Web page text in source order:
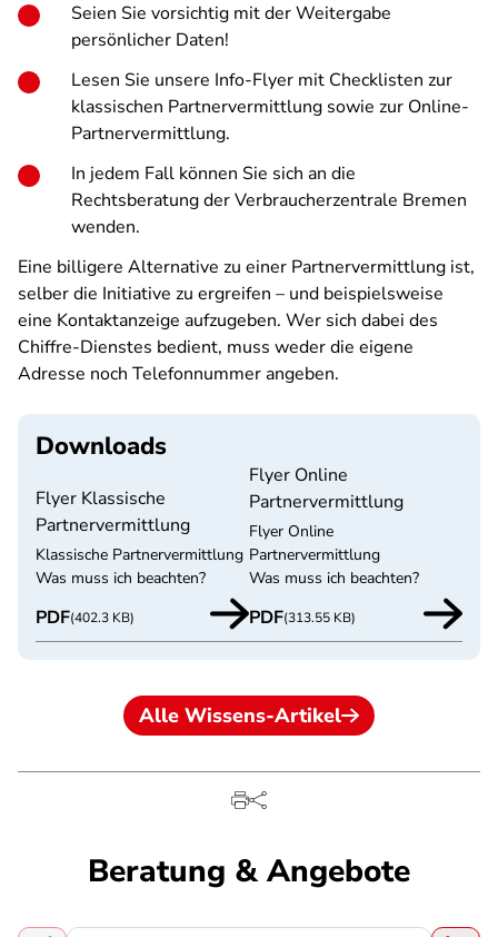
Seien Sie vorsichtig mit der Weitergabe
persönlicher Daten!
Lesen Sie unsere Info-Flyer mit Checklisten zur
klassischen Partnervermittlung sowie zur Online-
Partnervermittlung.
In jedem Fall können Sie sich an die
Rechtsberatung der Verbraucherzentrale Bremen
wenden.
Eine billigere Alternative zu einer Partnervermittlung ist,
selber die Initiative zu ergreifen – und beispielsweise
eine Kontaktanzeige aufzugeben. Wer sich dabei des
Chiffre-Dienstes bedient, muss weder die eigene
Adresse noch Telefonnummer angeben.
Downloads
Flyer Klassische
Partnervermittlung
Klassische Partnervermittlung
Was muss ich beachten?
PDF(402.3 KB)
Flyer Online
Partnervermittlung
Flyer Online
Partnervermittlung
Was muss ich beachten?
PDF(313.55 KB)
Alle Wissens-Artikel
Beratung & Angebote